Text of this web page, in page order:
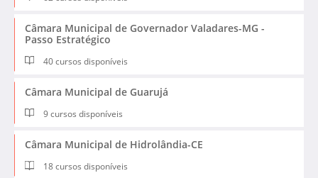
Câmara Municipal de Governador Valadares-MG -
Passo Estratégico
40 cursos disponíveis
Câmara Municipal de Guarujá
9 cursos disponíveis
Câmara Municipal de Hidrolândia-CE
18 cursos disponíveis